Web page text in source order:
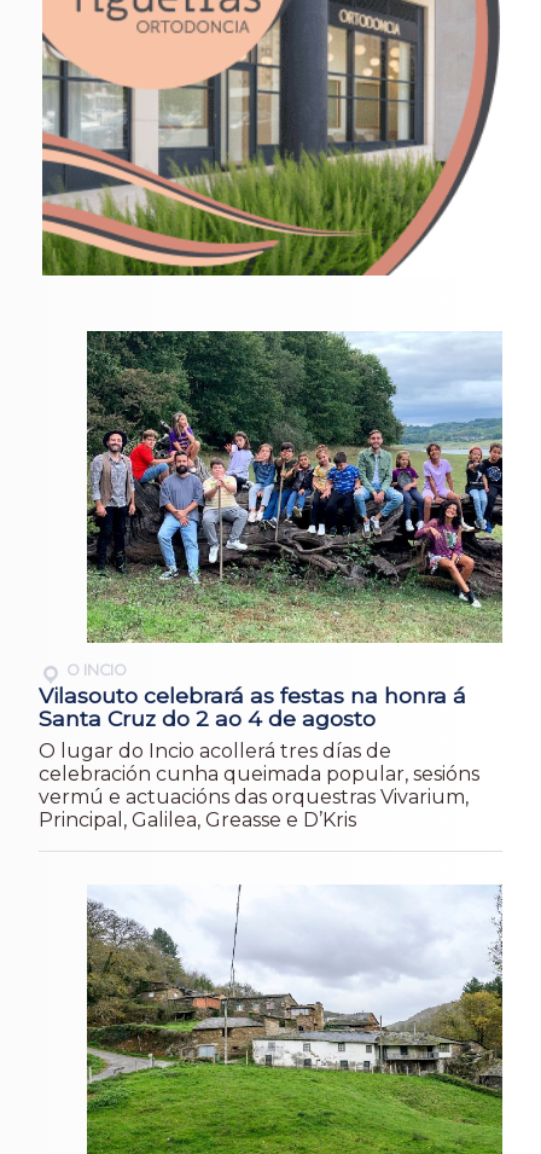
O INCIO
Vilasouto celebrará as festas na honra á
Santa Cruz do 2 ao 4 de agosto
O lugar do Incio acollerá tres días de
celebración cunha queimada popular, sesións
vermú e actuacións das orquestras Vivarium,
Principal, Galilea, Greasse e D’Kris